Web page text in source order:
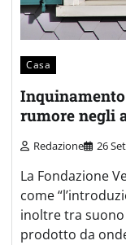
Casa
rumore negli
Redazione 26
La Fondazione
come
inoltre tra suono
prodotto da